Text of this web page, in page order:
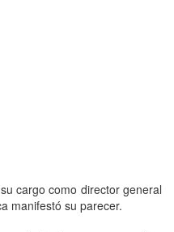
cargo como director general
manifestó su parecer.